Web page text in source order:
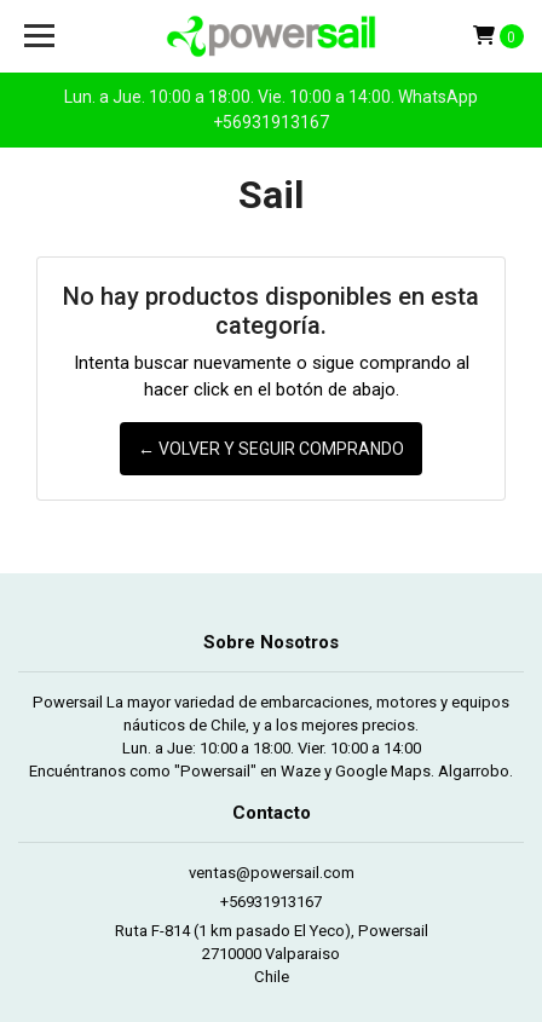
Lun. a Jue. 10:00 a 18:00. Vie. 10:00 a 14:00. WhatsApp
+56931913167
0
Sail
No hay productos disponibles en esta
categoría.
Intenta buscar nuevamente o sigue comprando al
hacer click en el botón de abajo.
← VOLVER Y SEGUIR COMPRANDO
Sobre Nosotros
Powersail La mayor variedad de embarcaciones, motores y equipos
náuticos de Chile, y a los mejores precios.
Lun. a Jue: 10:00 a 18:00. Vier. 10:00 a 14:00
Encuéntranos como "Powersail" en Waze y Google Maps. Algarrobo.
Contacto
ventas@powersail.com
+56931913167
Ruta F-814 (1 km pasado El Yeco), Powersail
2710000 Valparaiso
Chile